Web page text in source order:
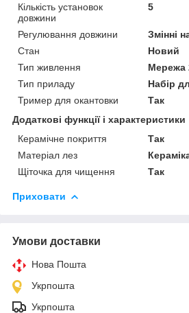
Кількість установок
довжини
5
Регулювання довжини
Змінні
Стан
Новий
Тип живлення
Мережа
Тип приладу
Набір
Тример для окантовки
Так
Додаткові функції і характеристики
Керамічне покриття
Так
Матеріал лез
Щіточка для чищення
Так
Приховати
Умови доставки
Нова Пошта
Укрпошта
Укрпошта